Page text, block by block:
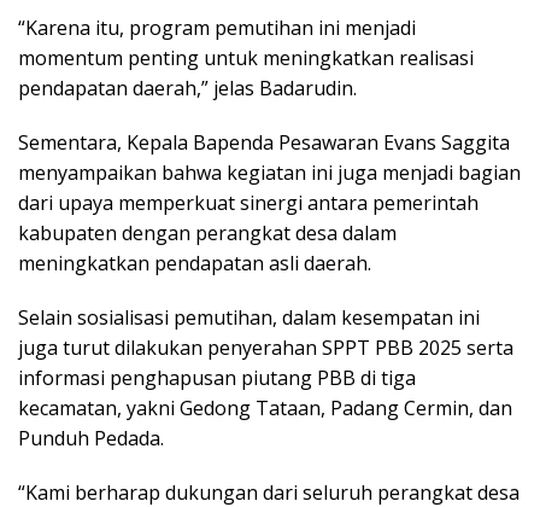
“Karena itu, program pemutihan ini menjadi
momentum penting untuk meningkatkan realisasi
pendapatan daerah,” jelas Badarudin.
Sementara, Kepala Bapenda Pesawaran Evans Saggita
menyampaikan bahwa kegiatan ini juga menjadi bagian
dari upaya memperkuat sinergi antara pemerintah
kabupaten dengan perangkat desa dalam
meningkatkan pendapatan asli daerah.
Selain sosialisasi pemutihan, dalam kesempatan ini
juga turut dilakukan penyerahan SPPT PBB 2025 serta
informasi penghapusan piutang PBB di tiga
kecamatan, yakni Gedong Tataan, Padang Cermin, dan
Punduh Pedada.
“Kami berharap dukungan dari seluruh perangkat desa